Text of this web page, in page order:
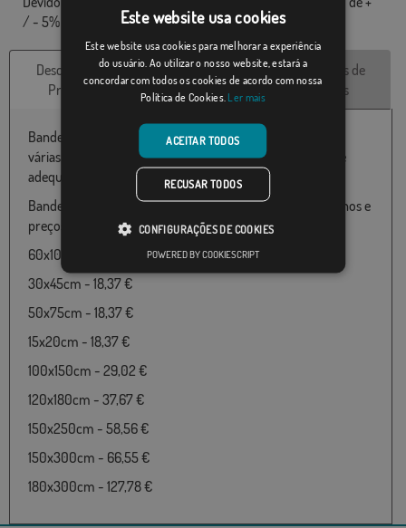
/ - 5% nas dimensões finais e tons de cores.
Descrição do
Produto
Características
técnicas
Avaliações de
clientes
Bandeira do Al basharnal disponível em 100% poliéster e
várias medidas de 060X100 até 150x300 particularmente
adequado para uso ao ar livre.
Bandeira de Al basharnal disponível nos seguintes tamanhos e
preços:
60x100cm - 18,37 €
30x45cm - 18,37 €
50x75cm - 18,37 €
15x20cm - 18,37 €
100x150cm - 29,02 €
120x180cm - 37,67 €
150x250cm - 58,56 €
150x300cm - 66,55 €
180x300cm - 127,78 €
Este website usa cookies
Este website usa cookies para melhorar a experiência
do usuário. Ao utilizar o nosso website, estará a
concordar com todos os cookies de acordo com nossa
Política de Cookies. Ler mais
ACEITAR TODOS
RECUSAR TODOS
CONFIGURAÇÕES DE COOKIES
POWERED BY COOKIESCRIPT